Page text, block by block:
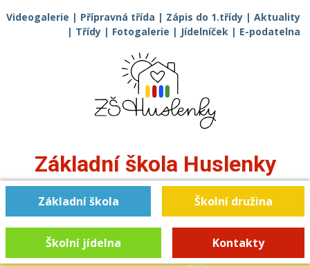
Videogalerie | Přípravná třída | Zápis do 1.třídy | Aktuality
| Třídy | Fotogalerie | Jídelníček | E-podatelna
Základní škola Huslenky
Základní škola Školní družina
Školní jídelna Kontakty